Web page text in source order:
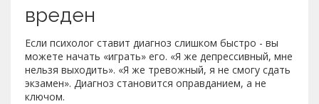
вреден
Если психолог ставит диагноз слишком быстро - вы
можете начать «играть» его. «Я же депрессивный, мне
нельзя выходить». «Я же тревожный, я не смогу сдать
экзамен». Диагноз становится оправданием, а не
ключом.